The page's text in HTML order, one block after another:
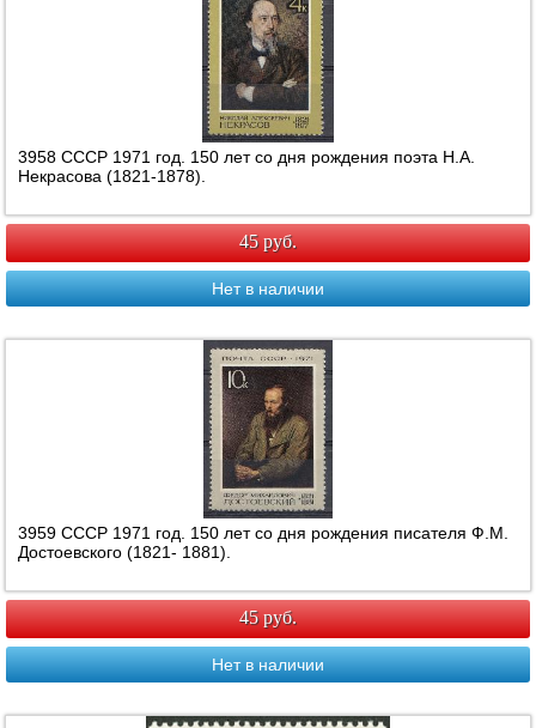
3958 СССР 1971 год. 150 лет со дня рождения поэта Н.А.
Некрасова (1821-1878).
45 руб.
Нет в наличии
3959 СССР 1971 год. 150 лет со дня рождения писателя Ф.М.
Достоевского (1821- 1881).
45 руб.
Нет в наличии